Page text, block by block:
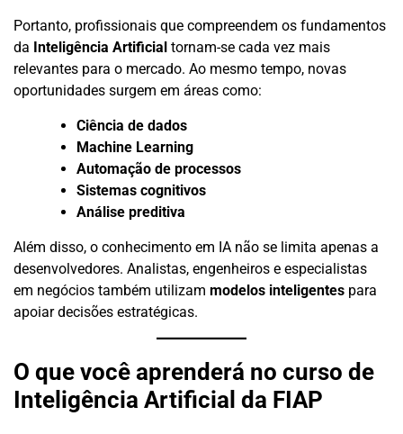
Portanto, profissionais que compreendem os fundamentos
da Inteligência Artificial tornam-se cada vez mais
relevantes para o mercado. Ao mesmo tempo, novas
oportunidades surgem em áreas como:
Ciência de dados
Machine Learning
Automação de processos
Sistemas cognitivos
Análise preditiva
Além disso, o conhecimento em IA não se limita apenas a
desenvolvedores. Analistas, engenheiros e especialistas
em negócios também utilizam modelos inteligentes para
apoiar decisões estratégicas.
O que você aprenderá no curso de
Inteligência Artificial da FIAP